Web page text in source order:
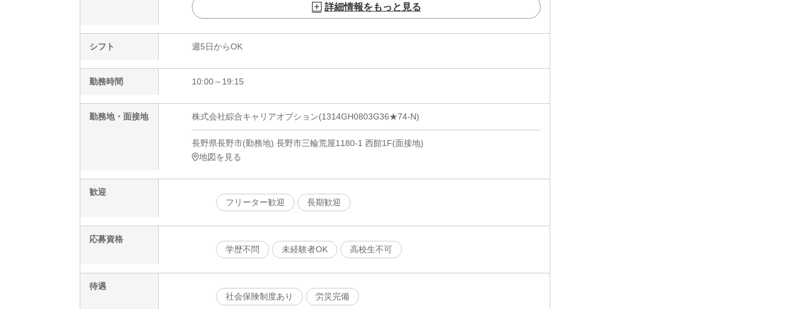
詳細情報をもっと見る
シフト 週5日からOK
勤務時間 10:00～19:15
勤務地・面接地 株式会社綜合キャリアオプション(1314GH0803G36★74-N)
長野県長野市(勤務地) 長野市三輪荒屋1180-1 西館1F(面接地)
地図を見る
歓迎
フリーター歓迎
長期歓迎
応募資格
学歴不問
未経験者OK 高校生不可
待遇
社会保険制度あり
労災完備